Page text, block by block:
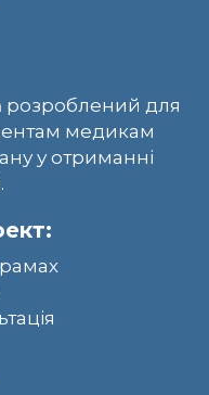
розроблений для
медикам
у отриманні